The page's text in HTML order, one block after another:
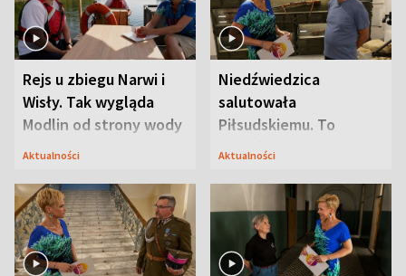
Rejs u zbiegu Narwi i
Wisły. Tak wygląda
Modlin od strony wody
Aktualności
Niedźwiedzica
salutowała
Piłsudskiemu. To
niejedyna tajemnica
Aktualności